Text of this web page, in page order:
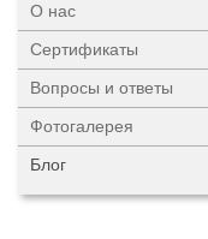
О нас
Сертификаты
Вопросы и ответы
Фотогалерея
Блог